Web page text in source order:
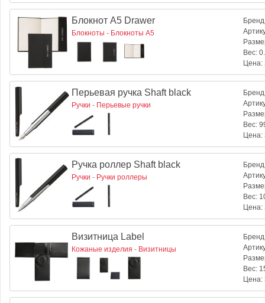
Блокнот A5 Drawer
Блокноты - Блокноты A5
Вес:
Цена:
Перьевая ручка Shaft black
Ручки - Перьевые ручки
Вес:
Цена:
Ручка роллер Shaft black
Ручки - Ручки роллеры
Вес:
Цена:
Визитница Label
Кожаные изделия - Визитницы
Вес:
Цена: